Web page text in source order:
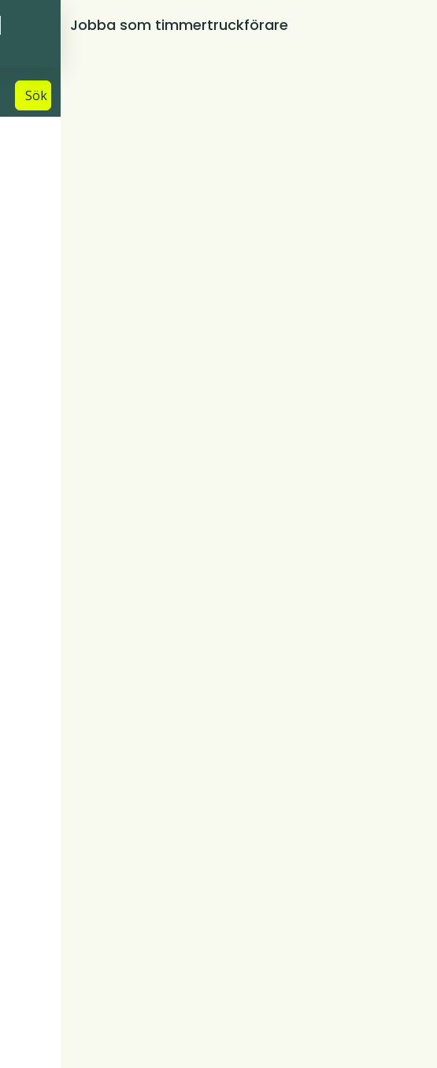
Sök
Jobba som timmertruckförare